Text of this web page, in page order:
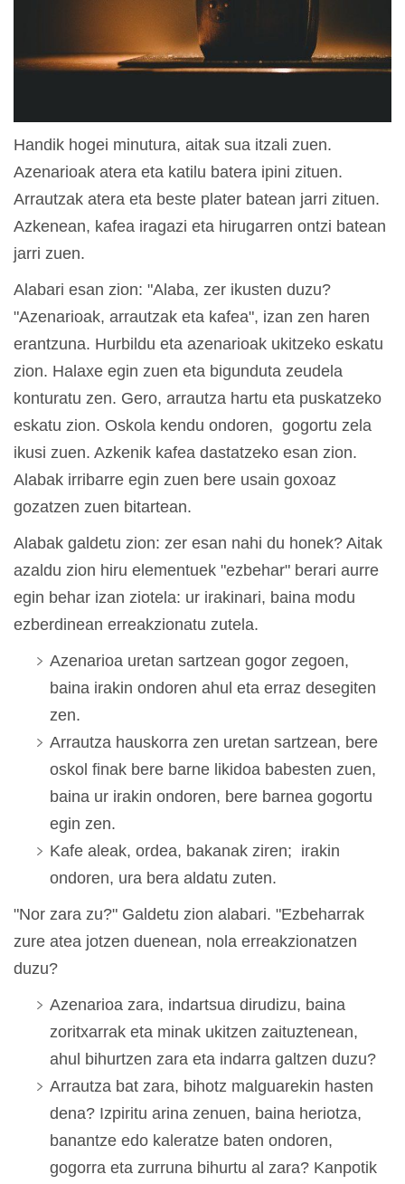
Handik hogei minutura, aitak sua itzali zuen.
Azenarioak atera eta katilu batera ipini zituen.
Arrautzak atera eta beste plater batean jarri zituen.
Azkenean, kafea iragazi eta hirugarren ontzi batean
jarri zuen.
Alabari esan zion: "Alaba, zer ikusten duzu?
"Azenarioak, arrautzak eta kafea", izan zen haren
erantzuna. Hurbildu eta azenarioak ukitzeko eskatu
zion. Halaxe egin zuen eta bigunduta zeudela
konturatu zen. Gero, arrautza hartu eta puskatzeko
eskatu zion. Oskola kendu ondoren, gogortu zela
ikusi zuen. Azkenik kafea dastatzeko esan zion.
Alabak irribarre egin zuen bere usain goxoaz
gozatzen zuen bitartean.
Alabak galdetu zion: zer esan nahi du honek? Aitak
azaldu zion hiru elementuek "ezbehar" berari aurre
egin behar izan ziotela: ur irakinari, baina modu
ezberdinean erreakzionatu zutela.
Azenarioa uretan sartzean gogor zegoen,
baina irakin ondoren ahul eta erraz desegiten
zen.
Arrautza hauskorra zen uretan sartzean, bere
oskol finak bere barne likidoa babesten zuen,
baina ur irakin ondoren, bere barnea gogortu
egin zen.
Kafe aleak, ordea, bakanak ziren; irakin
ondoren, ura bera aldatu zuten.
"Nor zara zu?" Galdetu zion alabari. "Ezbeharrak
zure atea jotzen duenean, nola erreakzionatzen
duzu?
Azenarioa zara, indartsua dirudizu, baina
zoritxarrak eta minak ukitzen zaituztenean,
ahul bihurtzen zara eta indarra galtzen duzu?
Arrautza bat zara, bihotz malguarekin hasten
dena? Izpiritu arina zenuen, baina heriotza,
banantze edo kaleratze baten ondoren,
gogorra eta zurruna bihurtu al zara? Kanpotik